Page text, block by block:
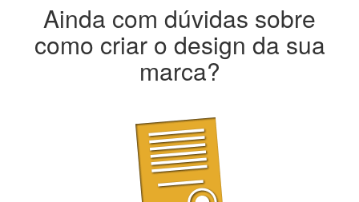
Ainda com dúvidas sobre
como criar o design da sua
marca?